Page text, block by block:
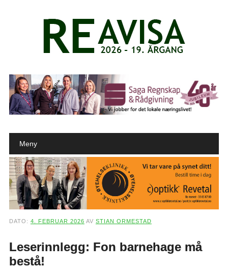
Main menu
Meny
DATO: 4. FEBRUAR 2026 AV STIAN ORMESTAD
Leserinnlegg: Fon barnehage må
bestå!